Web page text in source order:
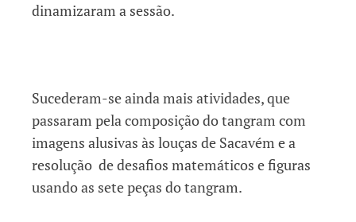
dinamizaram a sessão.
Sucederam-se ainda mais atividades, que
passaram pela composição do tangram com
imagens alusivas às louças de Sacavém e a
resolução de desafios matemáticos e figuras
usando as sete peças do tangram.